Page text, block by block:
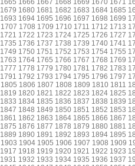
1665 1666 1667 1668 1669 1670 1671
1679 1680 1681 1682 1683 1684 1685
1693 1694 1695 1696 1697 1698 1699
1707 1708 1709 1710 1711 1712 1713
1721 1722 1723 1724 1725 1726 1727
1735 1736 1737 1738 1739 1740 1741
1749 1750 1751 1752 1753 1754 1755
1763 1764 1765 1766 1767 1768 1769
1777 1778 1779 1780 1781 1782 1783
1791 1792 1793 1794 1795 1796 1797
1805 1806 1807 1808 1809 1810 1811
1819 1820 1821 1822 1823 1824 1825
1833 1834 1835 1836 1837 1838 1839
1847 1848 1849 1850 1851 1852 1853
1861 1862 1863 1864 1865 1866 1867
1875 1876 1877 1878 1879 1880 1881
1889 1890 1891 1892 1893 1894 1895
1903 1904 1905 1906 1907 1908 1909
1917 1918 1919 1920 1921 1922 1923
1931 1932 1933 1934 1935 1936 1937